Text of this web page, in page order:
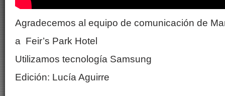
Agradecemos al equipo de comunicación de
a Feir’s Park Hotel
Utilizamos tecnología Samsung
Edición: Lucía Aguirre